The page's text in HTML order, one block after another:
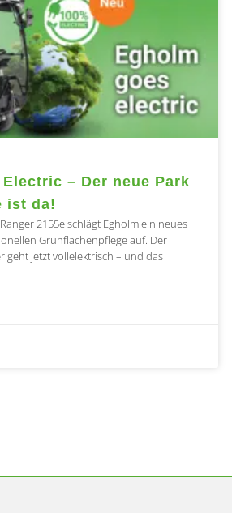
– Der neue Park
ist da!
2155e schlägt Egholm ein neues
Grünflächenpflege auf. Der
geht jetzt vollelektrisch – und das